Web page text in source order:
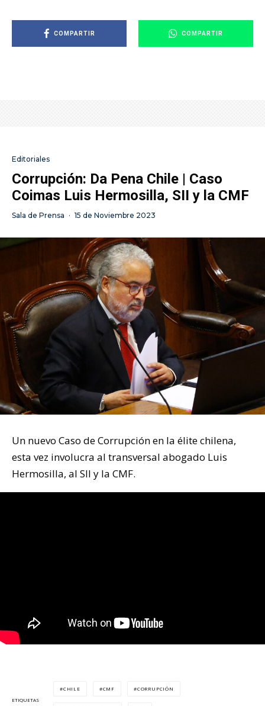
COMPARTIR COMPARTIR
Editoriales
Corrupción: Da Pena Chile | Caso
Coimas Luis Hermosilla, SII y la CMF
Sala de Prensa · 15 de Noviembre 2023
Un nuevo Caso de Corrupción en la élite chilena,
esta vez involucra al transversal abogado Luis
Hermosilla, al SII y la CMF.
ETIQUETAS
CHILE CMF CORRUPCIÓN